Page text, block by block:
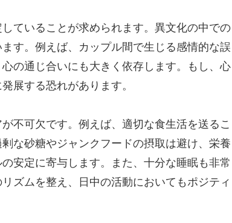
ていることが求められます。異文化の中での
す。例えば、カップル間で生じる感情的な誤
の通じ合いにも大きく依存します。もし、心
展する恐れがあります。
不可欠です。例えば、適切な食生活を送るこ
な砂糖やジャンクフードの摂取は避け、栄養
安定に寄与します。また、十分な睡眠も非常
ズムを整え、日中の活動においてもポジティ